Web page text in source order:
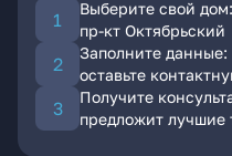
Выберите свой
пр-кт Октябрьский
Заполните
оставьте
Получите
предложит лучшие